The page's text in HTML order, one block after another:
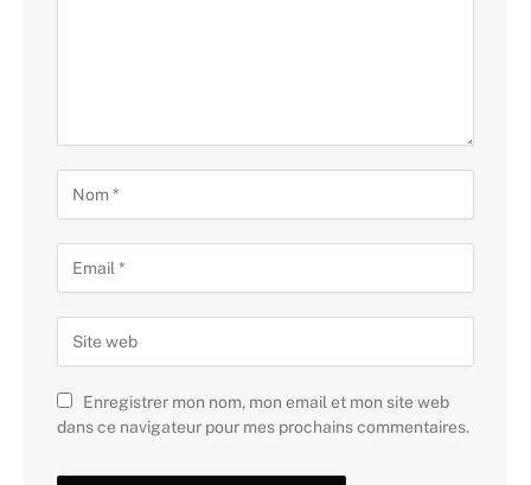
Enregistrer mon nom, mon email et mon site web
dans ce navigateur pour mes prochains commentaires.